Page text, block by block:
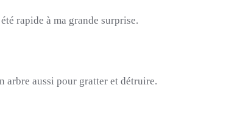
rapide à ma grande surprise.
arbre aussi pour gratter et détruire.